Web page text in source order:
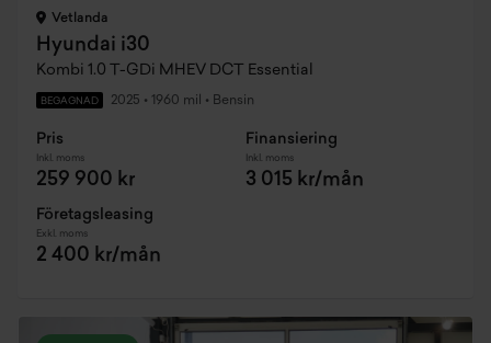
Vetlanda
Hyundai i30
Kombi 1.0 T-GDi MHEV DCT Essential
BEGAGNAD 2025 • 1960 mil • Bensin
Pris
Inkl. moms
259 900 kr
Finansiering
Inkl. moms
3 015 kr/mån
Företagsleasing
Exkl. moms
2 400 kr/mån